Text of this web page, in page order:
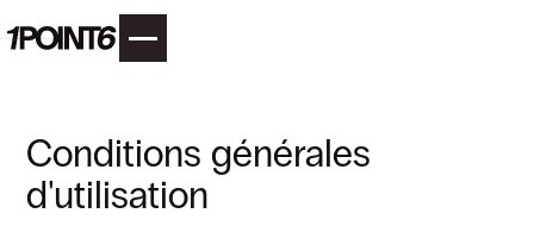
Conditions générales
d'utilisation